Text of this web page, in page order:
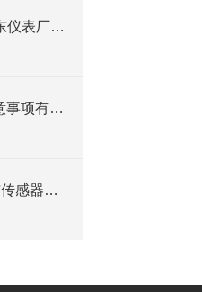
YWK-100压力控制器远东仪表厂技术参数
压力变送器3051安装注意事项有这些
XWGJ-101无纸记录仪与传感器间的保护措施方法